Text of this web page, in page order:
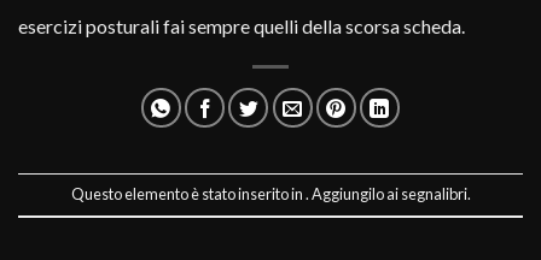
esercizi posturali fai sempre quelli della scorsa scheda.
Questo elemento è stato inserito in . Aggiungilo aisegnalibri.